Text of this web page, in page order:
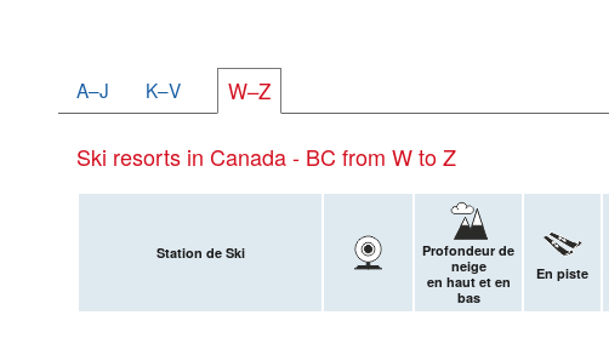
A–J K–V W–Z
Ski resorts in Canada - BC from W to Z
Station de Ski
Profondeur de
neige
en haut et en
bas
En piste